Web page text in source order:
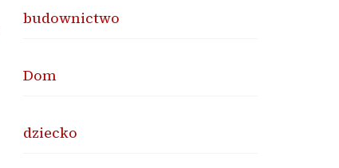
budownictwo
Dom
dziecko